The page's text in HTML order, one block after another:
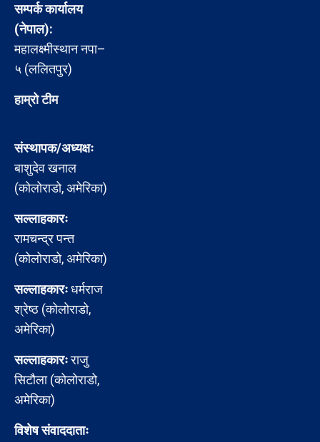
सम्पर्क कार्यालय
(नेपाल):
महालक्ष्मीस्थान नपा–
५ (ललितपुर)
हाम्रो टीम
संस्थापक/अध्यक्षः
बाशुदेव खनाल
(कोलोराडो, अमेरिका)
सल्लाहकारः
रामचन्द्र पन्त
(कोलोराडो, अमेरिका)
सल्लाहकारःधर्मराज
श्रेष्ठ (कोलोराडो,
अमेरिका)
सल्लाहकारःराजु
सिटौला (कोलोराडो,
अमेरिका)
विशेष संवाददाताः